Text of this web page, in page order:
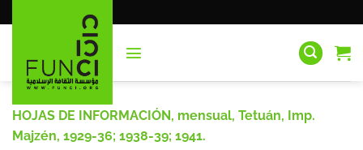
al
HOJAS DE INFORMACIÓN, mensual, Tetuán, Imp.
Majzén, 1929-36; 1938-39; 1941.